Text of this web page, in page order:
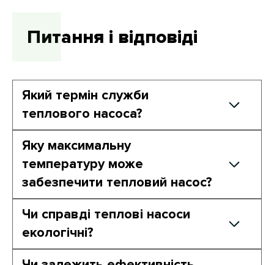
Питання і відповіді
Який термін служби
теплового насоса?
правильному обслуговуванні.
Яку максимальну
температуру може
забезпечити тепловий насос?
досягати 55-60°C, залежно від моделі.
Чи справді теплові насоси
екологічні?